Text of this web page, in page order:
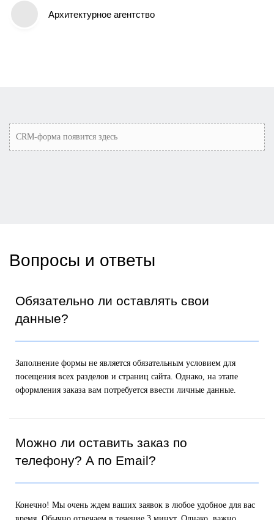
Архитектурное агентство
CRM-форма появится здесь
Вопросы и ответы
Обязательно ли оставлять свои
данные?
Заполнение формы не является обязательным условием для
посещения всех разделов и страниц сайта. Однако, на этапе
оформления заказа вам потребуется ввести личные данные.
Можно ли оставить заказ по
телефону? А по Email?
Конечно! Мы очень ждем ваших заявок в любое удобное для вас